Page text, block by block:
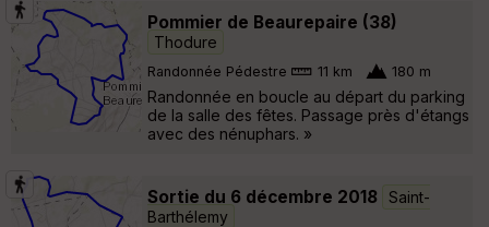
Pommier de Beaurepaire (38)
Thodure
Randonnée Pédestre 11 km 180 m
Randonnée en boucle au départ du parking
de la salle des fêtes. Passage près d'étangs
avec des nénuphars. »
Sortie du 6 décembre 2018
Saint-
Barthélemy